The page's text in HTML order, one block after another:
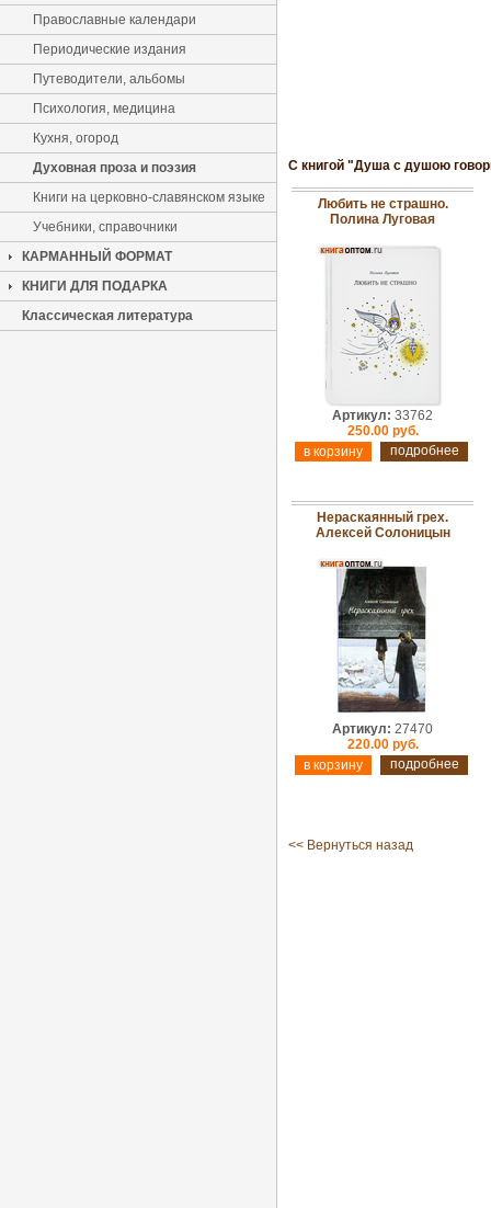
Православные календари
Периодические издания
Путеводители, альбомы
Психология, медицина
Кухня, огород
Духовная проза и поэзия
Книги на церковно-славянском языке
Учебники, справочники
КАРМАННЫЙ ФОРМАТ
КНИГИ ДЛЯ ПОДАРКА
Классическая литература
С книгой "Душа с душою
Любить не страшно.
Полина Луговая
Артикул: 33762
250.00 руб.
подробнее
Нераскаянный грех.
Алексей Солоницын
Артикул: 27470
220.00 руб.
подробнее
<< Вернуться назад